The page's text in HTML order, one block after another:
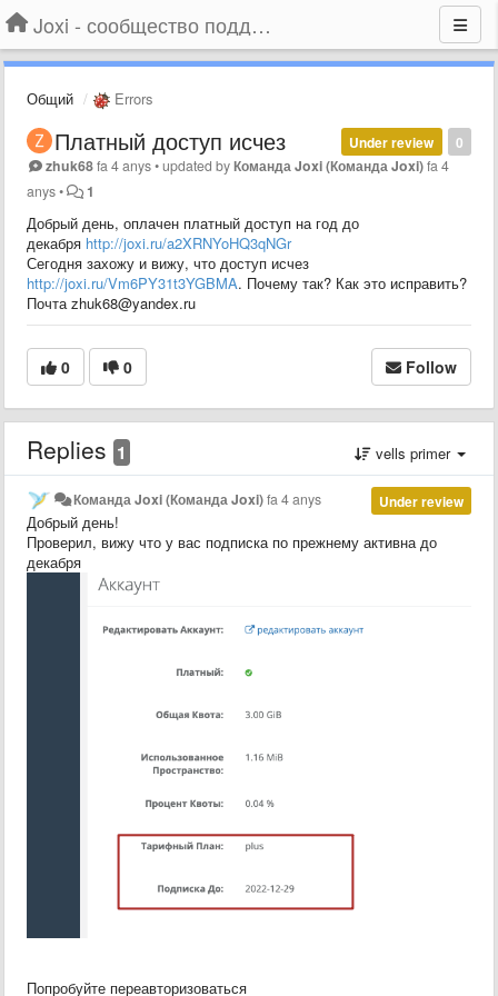
Joxi - сообщество поддержки
Общий Errors
0
Under review
Платный доступ исчез
zhuk68fa 4 anys•updated byКоманда Joxi (Команда Joxi)fa 4
anys• 1
Добрый день, оплачен платный доступ на год до
декабря http://joxi.ru/a2XRNYoHQ3qNGr
Сегодня захожу и вижу, что доступ исчез
http://joxi.ru/Vm6PY31t3YGBMA. Почему так? Как это исправить?
Почта zhuk68@yandex.ru
0 0 Follow
Replies 1 vells primer
Under review
Команда Joxi (Команда Joxi)fa 4 anys
Добрый день!
Проверил, вижу что у вас подписка по прежнему активна до
декабря
Попробуйте переавторизоваться